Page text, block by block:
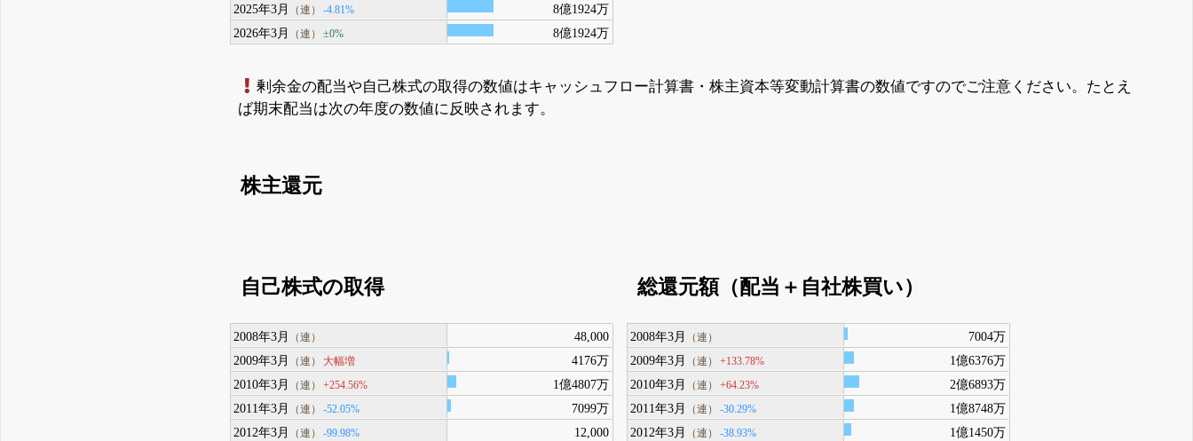
2025年3月
（連） -4.81%
8億1924万
2026年3月
（連） ±0% 8億1924万
剰余金の配当や自己株式の取得の数値はキャッシュフロー計算書・株主資本等変動計算書の数値ですのでご注意ください。たとえ
ば期末配当は次の年度の数値に反映されます。
株主還元
自己株式の取得
2008年3月 （連）
48,000
2009年3月
（連） 大幅増
4176万
2010年3月
（連） +254.56%
1億4807万
2011年3月
（連） -52.05%
7099万
2012年3月
（連） -99.98% 12,000
総還元額（配当＋自社株買い）
2008年3月 （連）
7004万
2009年3月
（連） +133.78%
1億6376万
2010年3月
（連） +64.23%
2億6893万
2011年3月
（連） -30.29%
1億8748万
2012年3月
（連） -38.93% 1億1450万